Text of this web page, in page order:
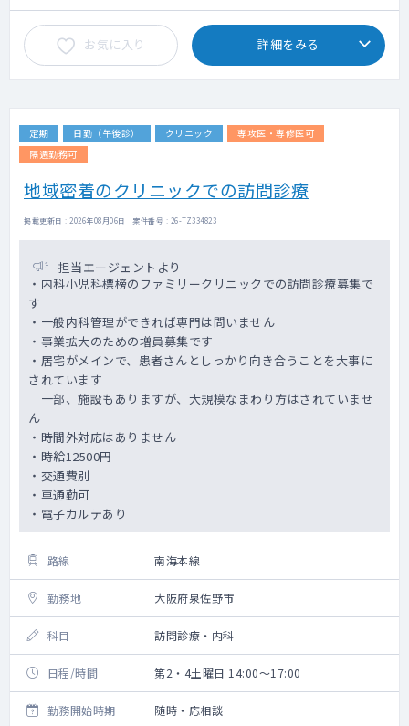
お気に入り 詳細をみる
定期 日勤（午後診） クリニック
専攻医・専修医可
隔週勤務可
地域密着のクリニックでの訪問診療
掲載更新日 : 2026年08月06日 案件番号 : 26-TZ334823
担当エージェントより
・内科小児科標榜のファミリークリニックでの訪問診療募集で
す
・一般内科管理ができれば専門は問いません
・事業拡大のための増員募集です
・居宅がメインで、患者さんとしっかり向き合うことを大事に
されています
一部、施設もありますが、大規模なまわり方はされていませ
ん
・時間外対応はありません
・時給12500円
・交通費別
・車通勤可
・電子カルテあり
路線 南海本線
勤務地 大阪府泉佐野市
科目 訪問診療・内科
日程/時間 第2・4土曜日 14:00～17:00
勤務開始時期 随時・応相談